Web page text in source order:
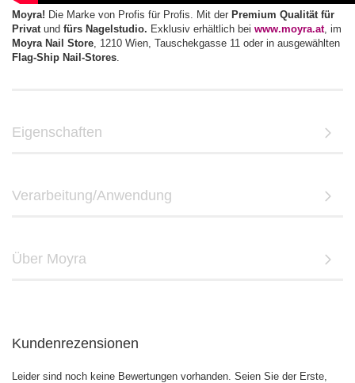
Moyra! Die Marke von Profis für Profis. Mit der Premium Qualität für
Privat und fürs Nagelstudio. Exklusiv erhältlich bei www.moyra.at, im
Moyra Nail Store , 1210 Wien, Tauschekgasse 11 oder in ausgewählten
Flag-Ship Nail-Stores
Eigenschaften
Verarbeitung/Anwendung
Über Moyra
Kundenrezensionen
Leider sind noch keine Bewertungen vorhanden. Seien Sie der Erste,